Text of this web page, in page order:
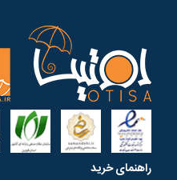
راهنمای خرید